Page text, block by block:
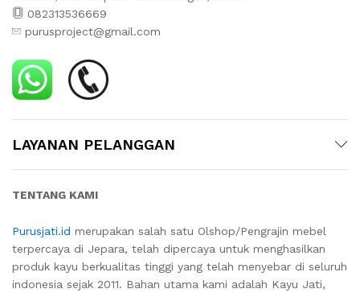
082313536669
purusproject@gmail.com
LAYANAN PELANGGAN
TENTANG KAMI
Purusjati.id merupakan salah satu Olshop/Pengrajin mebel
terpercaya di Jepara, telah dipercaya untuk menghasilkan
produk kayu berkualitas tinggi yang telah menyebar di seluruh
indonesia sejak 2011. Bahan utama kami adalah Kayu Jati,